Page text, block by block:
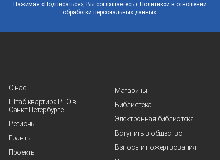
Нажимая «Подписаться», Вы соглашаетесь с Политикой в отношении
обработки персональных данных.
О нас
Штаб-квартира РГО в
Санкт‑Петербурге
Регионы
Гранты
Проекты
Магазины
Библиотека
Электронная библиотека
Вступить в общество
Взносы и пожертвования